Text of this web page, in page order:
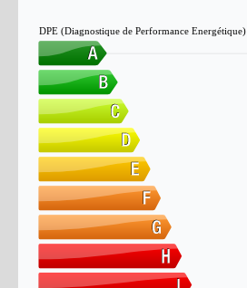
DPE (Diagnostique de Performance Energétique)